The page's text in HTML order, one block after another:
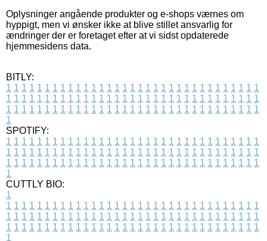
Oplysninger angående produkter og e-shops værnes om
hyppigt, men vi ønsker ikke at blive stillet ansvarlig for
ændringer der er foretaget efter at vi sidst opdaterede
hjemmesidens data.
BITLY:
1 1 1 1 1 1 1 1 1 1 1 1 1 1 1 1 1 1 1 1 1 1 1 1 1 1 1 1 1 1 1 1 1
1 1 1 1 1 1 1 1 1 1 1 1 1 1 1 1 1 1 1 1 1 1 1 1 1 1 1 1 1 1 1 1 1
1 1 1 1 1 1 1 1 1 1 1 1 1 1 1 1 1 1 1 1 1 1 1 1 1 1 1 1 1 1 1 1 1
1
SPOTIFY:
1 1 1 1 1 1 1 1 1 1 1 1 1 1 1 1 1 1 1 1 1 1 1 1 1 1 1 1 1 1 1 1 1
1 1 1 1 1 1 1 1 1 1 1 1 1 1 1 1 1 1 1 1 1 1 1 1 1 1 1 1 1 1 1 1 1
1 1 1 1 1 1 1 1 1 1 1 1 1 1 1 1 1 1 1 1 1 1 1 1 1 1 1 1 1 1 1 1 1
1
CUTTLY BIO:
1
1 1 1 1 1 1 1 1 1 1 1 1 1 1 1 1 1 1 1 1 1 1 1 1 1 1 1 1 1 1 1 1 1
1 1 1 1 1 1 1 1 1 1 1 1 1 1 1 1 1 1 1 1 1 1 1 1 1 1 1 1 1 1 1 1 1
1 1 1 1 1 1 1 1 1 1 1 1 1 1 1 1 1 1 1 1 1 1 1 1 1 1 1 1 1 1 1 1 1
1